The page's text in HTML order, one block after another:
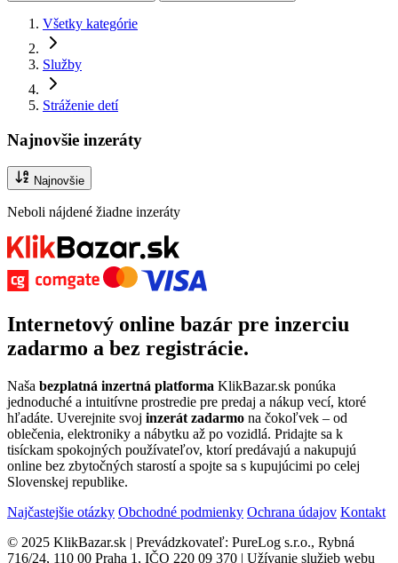
Všetky kategórie
Služby
Stráženie detí
Najnovšie inzeráty
Najnovšie
Neboli nájdené žiadne inzeráty
Internetový online bazár pre inzerciu
zadarmo a bez registrácie.
Naša bezplatná inzertná platforma KlikBazar.sk ponúka
jednoduché a intuitívne prostredie pre predaj a nákup vecí, ktoré
hľadáte. Uverejnite svoj inzerát zadarmo na čokoľvek – od
oblečenia, elektroniky a nábytku až po vozidlá. Pridajte sa k
tisíckam spokojných používateľov, ktorí predávajú a nakupujú
online bez zbytočných starostí a spojte sa s kupujúcimi po celej
Slovenskej republike.
Najčastejšie otázky Obchodné podmienky Ochrana údajov Kontakt
© 2025 KlikBazar.sk | Prevádzkovateľ: PureLog s.r.o., Rybná
716/24, 110 00 Praha 1, IČO 220 09 370 | Užívanie služieb webu